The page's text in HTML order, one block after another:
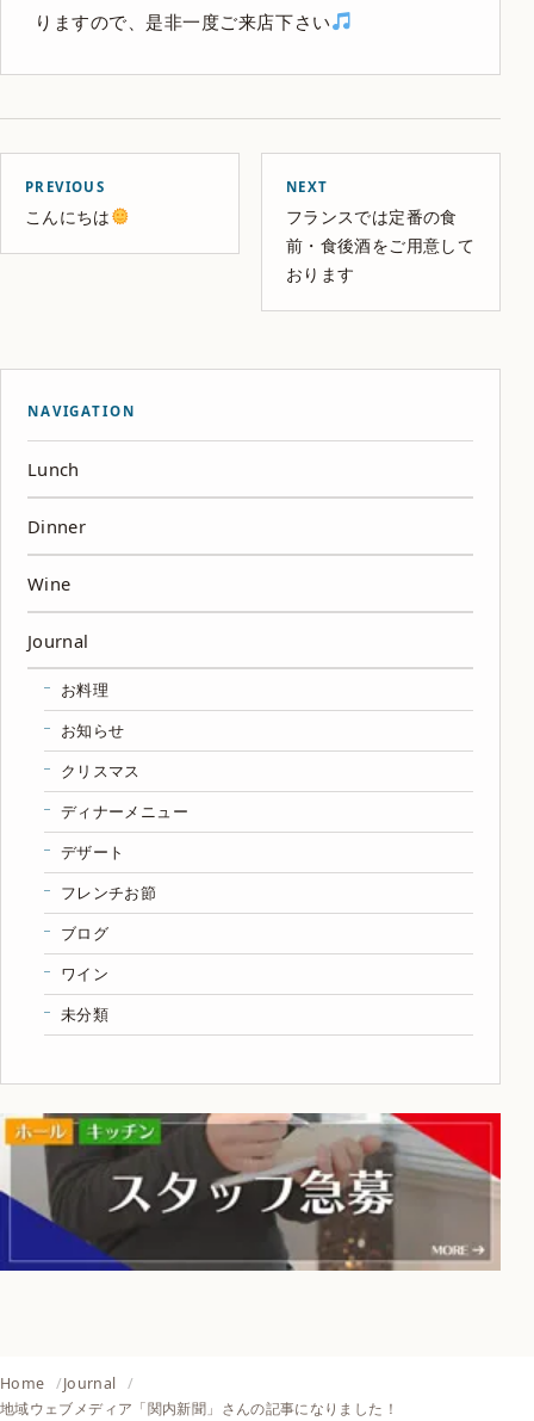
りますので、是非一度ご来店下さい
PREVIOUS
こんにちは
NEXT
フランスでは定番の食
前・食後酒をご用意して
おります
NAVIGATION
Lunch
Dinner
Wine
Journal
お料理
お知らせ
クリスマス
ディナーメニュー
デザート
フレンチお節
ブログ
ワイン
未分類
Home
Journal
地域ウェブメディア「関内新聞」さんの記事になりました！